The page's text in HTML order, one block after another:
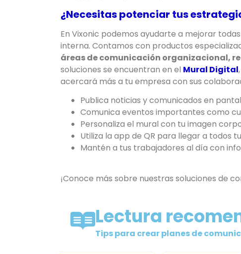
¿Necesitas potenciar tus
En Vixonic podemos ayudarte a mejorar
interna. Contamos con productos
áreas de comunicación organizacional,
soluciones se encuentran en el Mural Digital
acercará más a tu empresa con sus
Publica noticias y comunicados en
Comunica eventos importantes como
Personaliza el mural con tu imagen
Utiliza la app de QR para llegar a todos
Mantén a tus trabajadores al día con
¡Conoce más sobre nuestras soluciones de
Lectura
Tips para crear planes de